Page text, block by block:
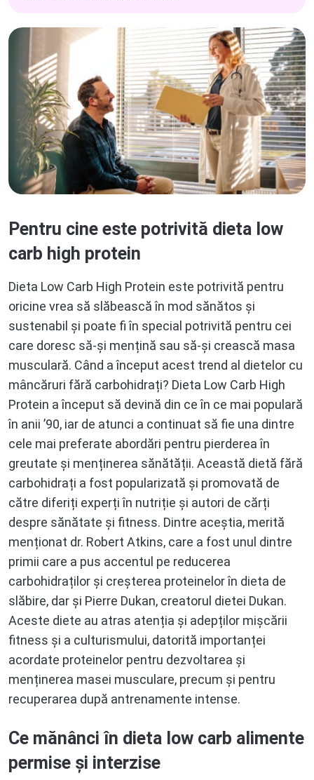
Pentru cine este potrivită dieta low
carb high protein
Dieta Low Carb High Protein este potrivită pentru
oricine vrea să slăbească în mod sănătos și
sustenabil și poate fi în special potrivită pentru cei
care doresc să-și mențină sau să-și crească masa
musculară. Când a început acest trend al dietelor cu
mâncăruri fără carbohidrați? Dieta Low Carb High
Protein a început să devină din ce în ce mai populară
în anii ’90, iar de atunci a continuat să fie una dintre
cele mai preferate abordări pentru pierderea în
greutate și menținerea sănătății. Această dietă fără
carbohidrați a fost popularizată și promovată de
către diferiți experți în nutriție și autori de cărți
despre sănătate și fitness. Dintre aceștia, merită
menționat dr. Robert Atkins, care a fost unul dintre
primii care a pus accentul pe reducerea
carbohidraților și creșterea proteinelor în dieta de
slăbire, dar și Pierre Dukan, creatorul dietei Dukan.
Aceste diete au atras atenția și adepților mișcării
fitness și a culturismului, datorită importanței
acordate proteinelor pentru dezvoltarea și
menținerea masei musculare, precum și pentru
recuperarea după antrenamente intense.
Ce mănânci în dieta low carb alimente
permise și interzise